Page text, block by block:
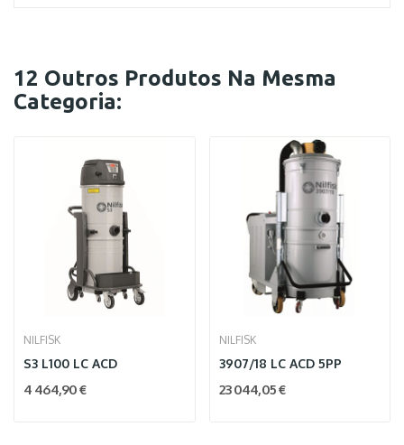
12 Outros Produtos Na Mesma
Categoria:
NILFISK
S3 L100 LC ACD
4 464,90 €
NILFISK
3907/18 LC ACD 5PP
23 044,05 €